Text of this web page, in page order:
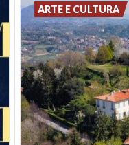
ARTE E CULTURA